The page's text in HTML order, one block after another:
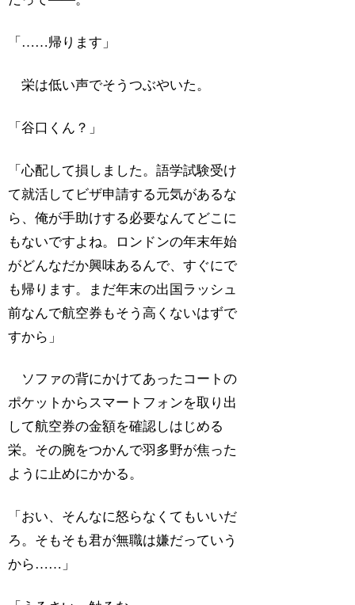
「……帰ります」
栄は低い声でそうつぶやいた。
「谷口くん？」
「心配して損しました。語学試験受け
て就活してビザ申請する元気があるな
ら、俺が手助けする必要なんてどこに
もないですよね。ロンドンの年末年始
がどんなだか興味あるんで、すぐにで
も帰ります。まだ年末の出国ラッシュ
前なんで航空券もそう高くないはずで
すから」
ソファの背にかけてあったコートの
ポケットからスマートフォンを取り出
して航空券の金額を確認しはじめる
栄。その腕をつかんで羽多野が焦った
ように止めにかかる。
「おい、そんなに怒らなくてもいいだ
ろ。そもそも君が無職は嫌だっていう
から……」